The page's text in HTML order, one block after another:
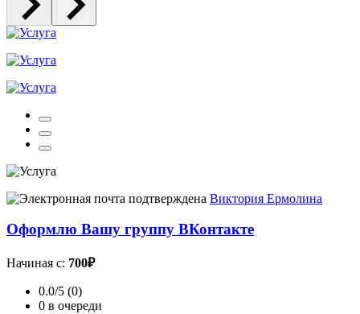
Виктория Ермолина
Оформлю Вашу группу ВКонтакте
Начиная с: 700₽
0.0/5 (0)
0 в очереди